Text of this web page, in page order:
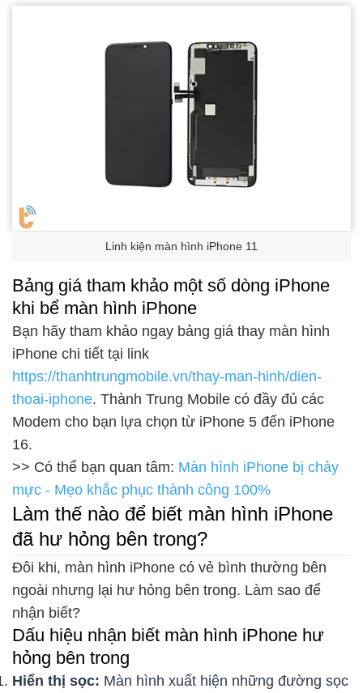
Linh kiện màn hình iPhone 11
Bảng giá tham khảo một số dòng iPhone
khi bể màn hình iPhone
Bạn hãy tham khảo ngay bảng giá thay màn hình
iPhone chi tiết tại link
https://thanhtrungmobile.vn/thay-man-hinh/dien-
thoai-iphone. Thành Trung Mobile có đầy đủ các
Modem cho bạn lựa chọn từ iPhone 5 đến iPhone
16.
>> Có thể bạn quan tâm: Màn hình iPhone bị chảy
mực - Mẹo khắc phục thành công 100%
Làm thế nào để biết màn hình iPhone
đã hư hỏng bên trong?
Đôi khi, màn hình iPhone có vẻ bình thường bên
ngoài nhưng lại hư hỏng bên trong. Làm sao để
nhận biết?
Dấu hiệu nhận biết màn hình iPhone hư
hỏng bên trong
Hiển thị sọc: Màn hình xuất hiện những đường sọc